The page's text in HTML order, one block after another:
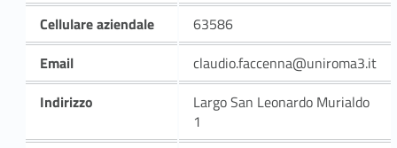
Cellulare aziendale
63586
Email
claudio.faccenna@uniroma3.it
Indirizzo
Largo San Leonardo Murialdo
1